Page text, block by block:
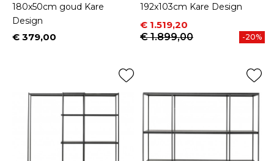
180x50cm goud Kare
Design
Prijs
€ 379,00
192x103cm Kare Design
Prijs
€ 1.519,20
Normale prijs
€ 1.899,00
-20%